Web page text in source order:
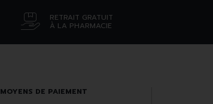
RETRAIT GRATUIT
À LA PHARMACIE
MOYENS DE PAIEMENT